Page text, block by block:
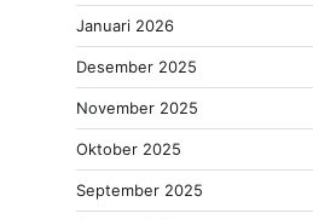
Januari 2026
Desember 2025
November 2025
Oktober 2025
September 2025